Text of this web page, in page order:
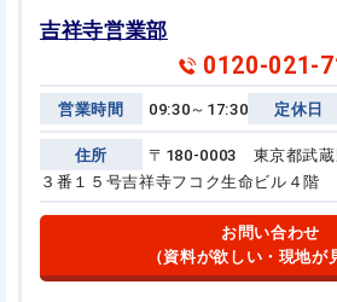
吉祥寺営業部
0120-021-
営業時間 09:30～17:30 定休日
住所
〒180-0003 東京都武蔵
３番１５号吉祥寺フコク生命ビル４階
お問い合わせ
（資料が欲しい・現地が